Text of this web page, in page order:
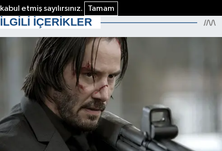
kabul etmiş sayılırsınız.
Tamam